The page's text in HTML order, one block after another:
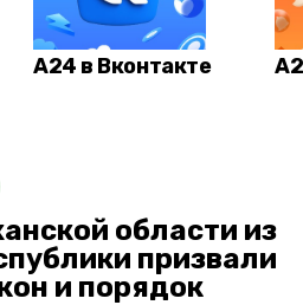
А24 в Вконтакте
области из
призвали
и порядок